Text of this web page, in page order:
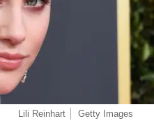
Lili Reinhart Getty Images